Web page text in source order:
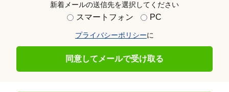
新着メールの送信先を選択してください
スマートフォン PC
プライバシーポリシーに
同意してメールで受け取る